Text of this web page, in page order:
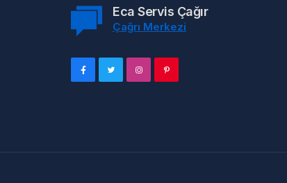
Eca Servis Çağır
Çağrı Merkezi